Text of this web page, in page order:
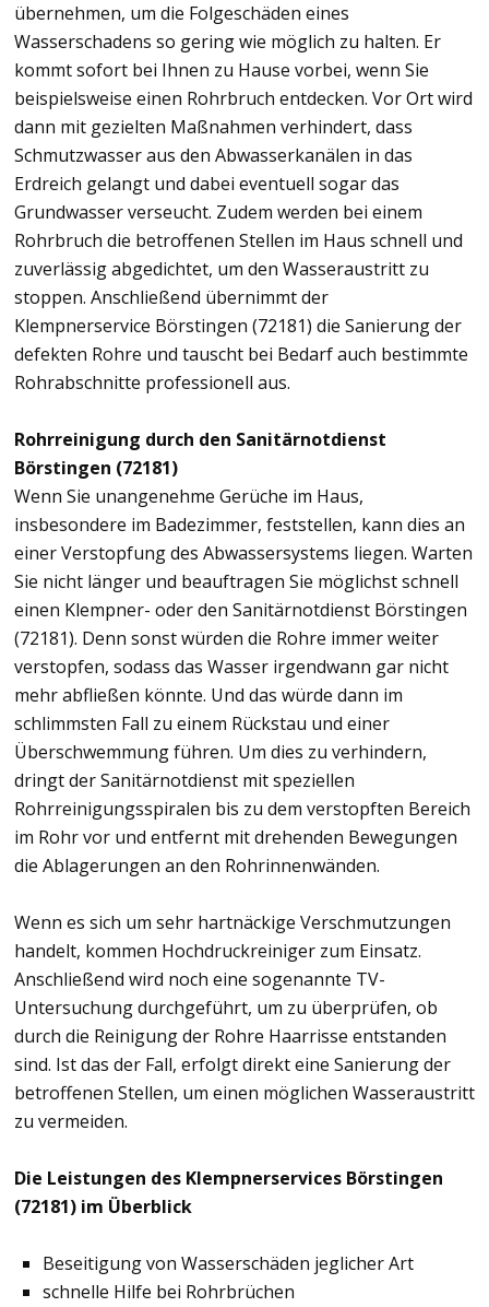
übernehmen, um die Folgeschäden eines
Wasserschadens so gering wie möglich zu halten. Er
kommt sofort bei Ihnen zu Hause vorbei, wenn Sie
beispielsweise einen Rohrbruch entdecken. Vor Ort wird
dann mit gezielten Maßnahmen verhindert, dass
Schmutzwasser aus den Abwasserkanälen in das
Erdreich gelangt und dabei eventuell sogar das
Grundwasser verseucht. Zudem werden bei einem
Rohrbruch die betroffenen Stellen im Haus schnell und
zuverlässig abgedichtet, um den Wasseraustritt zu
stoppen. Anschließend übernimmt der
Klempnerservice Börstingen (72181) die Sanierung der
defekten Rohre und tauscht bei Bedarf auch bestimmte
Rohrabschnitte professionell aus.
Rohrreinigung durch den Sanitärnotdienst
Börstingen (72181)
Wenn Sie unangenehme Gerüche im Haus,
insbesondere im Badezimmer, feststellen, kann dies an
einer Verstopfung des Abwassersystems liegen. Warten
Sie nicht länger und beauftragen Sie möglichst schnell
einen Klempner- oder den Sanitärnotdienst Börstingen
(72181). Denn sonst würden die Rohre immer weiter
verstopfen, sodass das Wasser irgendwann gar nicht
mehr abfließen könnte. Und das würde dann im
schlimmsten Fall zu einem Rückstau und einer
Überschwemmung führen. Um dies zu verhindern,
dringt der Sanitärnotdienst mit speziellen
Rohrreinigungsspiralen bis zu dem verstopften Bereich
im Rohr vor und entfernt mit drehenden Bewegungen
die Ablagerungen an den Rohrinnenwänden.
Wenn es sich um sehr hartnäckige Verschmutzungen
handelt, kommen Hochdruckreiniger zum Einsatz.
Anschließend wird noch eine sogenannte TV-
Untersuchung durchgeführt, um zu überprüfen, ob
durch die Reinigung der Rohre Haarrisse entstanden
sind. Ist das der Fall, erfolgt direkt eine Sanierung der
betroffenen Stellen, um einen möglichen Wasseraustritt
zu vermeiden.
Die Leistungen des Klempnerservices Börstingen
(72181) im Überblick
Beseitigung von Wasserschäden jeglicher Art
schnelle Hilfe bei Rohrbrüchen